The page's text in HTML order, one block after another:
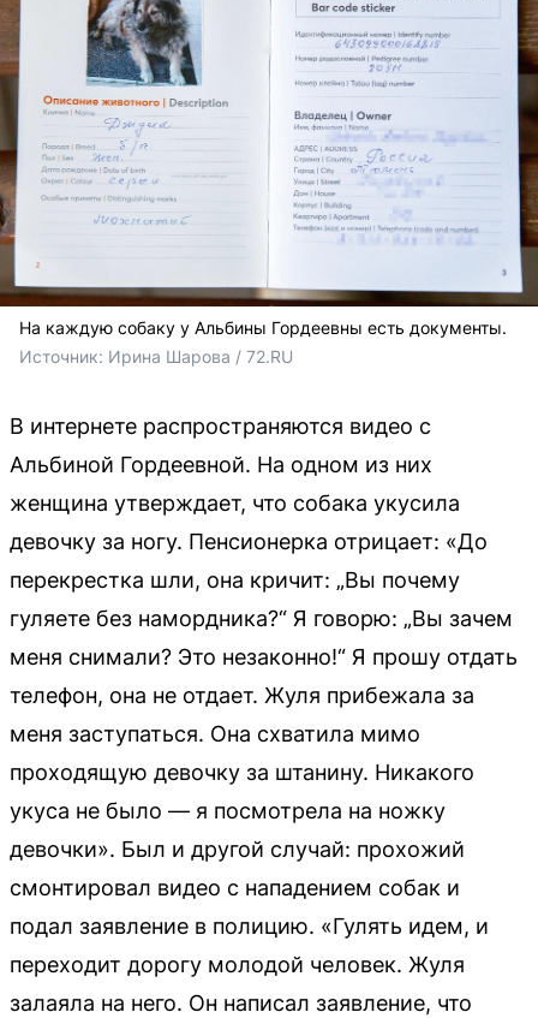
На каждую собаку у Альбины Гордеевны есть документы.
Источник: Ирина Шарова / 72.RU
В интернете распространяются видео с
Альбиной Гордеевной. На одном из них
женщина утверждает, что собака укусила
девочку за ногу. Пенсионерка отрицает: «До
перекрестка шли, она кричит: „Вы почему
гуляете без намордника?“ Я говорю: „Вы зачем
меня снимали? Это незаконно!“ Я прошу отдать
телефон, она не отдает. Жуля прибежала за
меня заступаться. Она схватила мимо
проходящую девочку за штанину. Никакого
укуса не было — я посмотрела на ножку
девочки». Был и другой случай: прохожий
смонтировал видео с нападением собак и
подал заявление в полицию. «Гулять идем, и
переходит дорогу молодой человек. Жуля
залаяла на него. Он написал заявление, что